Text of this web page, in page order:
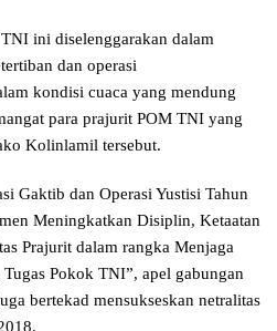
ini diselenggarakan dalam
dan operasi
kondisi cuaca yang mendung
para prajurit POM TNI yang
Kolinlamil tersebut.
Gaktib dan Operasi Yustisi Tahun
Meningkatkan Disiplin, Ketaatan
Prajurit dalam rangka Menjaga
Pokok TNI”, apel gabungan
bertekad mensukseskan netralitas